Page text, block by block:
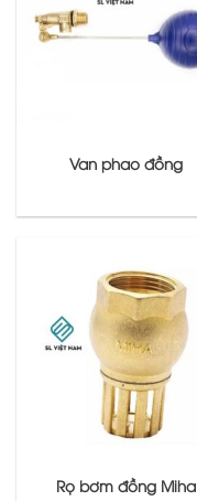
Van phao đồng
Rọ bơm đồng Miha